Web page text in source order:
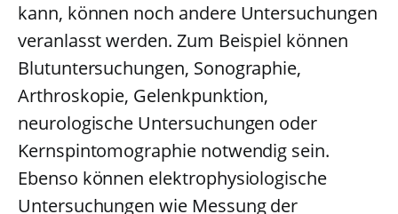
kann, können noch andere Untersuchungen
veranlasst werden. Zum Beispiel können
Blutuntersuchungen, Sonographie,
Arthroskopie, Gelenkpunktion,
neurologische Untersuchungen oder
Kernspintomographie notwendig sein.
Ebenso können elektrophysiologische
Untersuchungen wie Messung der